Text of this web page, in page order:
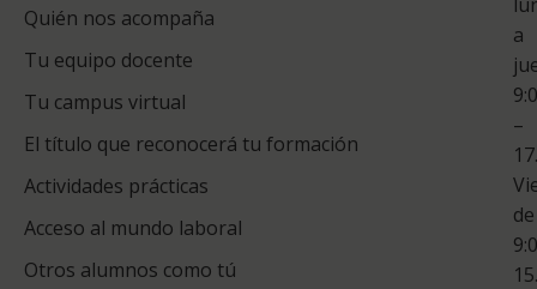
Quién nos acompaña
Tu equipo docente
Tu campus virtual
El título que reconocerá tu formación
Actividades prácticas
Acceso al mundo laboral
Otros alumnos como tú
Te
a
–
de